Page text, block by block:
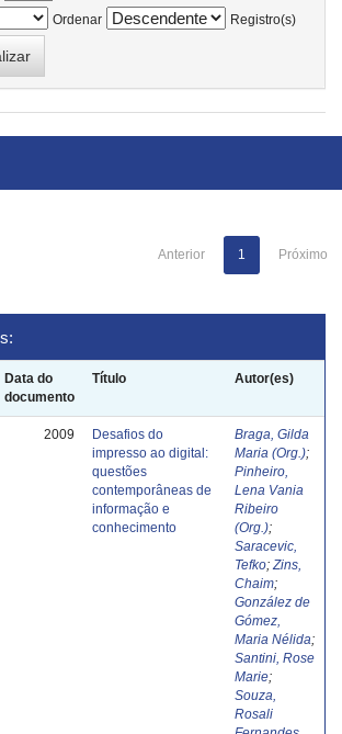
Ordenar
Registro(s)
Anterior 1 Próximo
Data do
documento
Título Autor(es)
2009
Desafios do
impresso ao digital:
questões
contemporâneas de
informação e
conhecimento
Braga, Gilda
Maria (Org.);
Pinheiro,
Lena Vania
Ribeiro
(Org.);
Saracevic,
Tefko; Zins,
Chaim;
González de
Gómez,
Maria Nélida;
Santini, Rose
Marie;
Souza,
Rosali